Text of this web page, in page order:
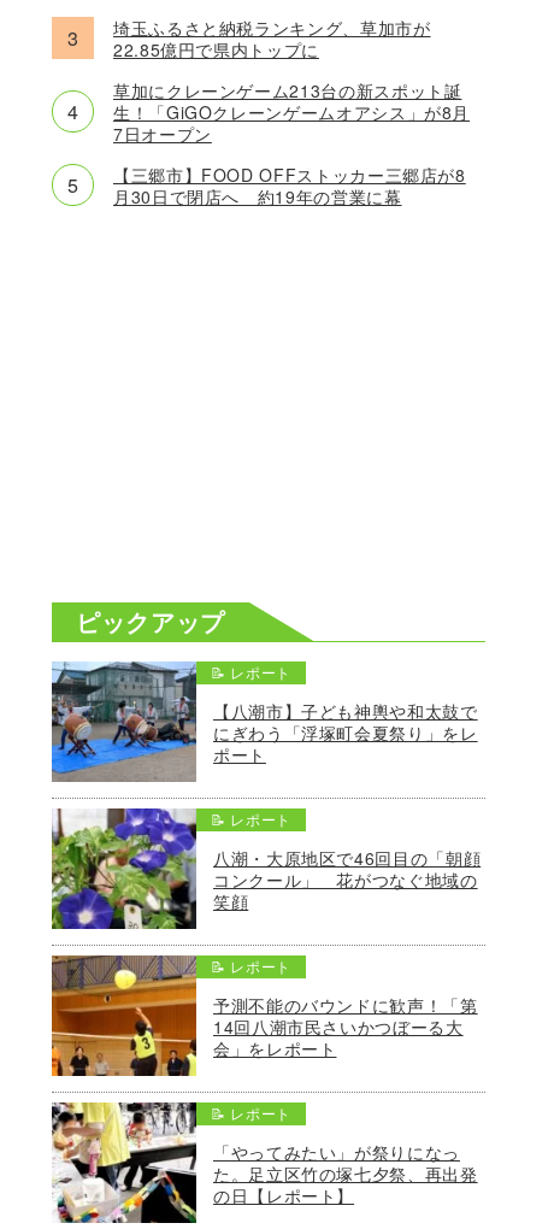
埼玉ふるさと納税ランキング、草加市が
22.85億円で県内トップに
草加にクレーンゲーム213台の新スポット誕
生！「GiGOクレーンゲームオアシス」が8月
7日オープン
【三郷市】FOOD OFFストッカー三郷店が8
月30日で閉店へ 約19年の営業に幕
ピックアップ
📝 レポート
【八潮市】子ども神輿や和太鼓で
にぎわう「浮塚町会夏祭り」をレ
ポート
📝 レポート
八潮・大原地区で46回目の「朝顔
コンクール」 花がつなぐ地域の
笑顔
📝 レポート
予測不能のバウンドに歓声！「第
14回八潮市民さいかつぼーる大
会」をレポート
📝 レポート
「やってみたい」が祭りになっ
た。足立区竹の塚七夕祭、再出発
の日【レポート】